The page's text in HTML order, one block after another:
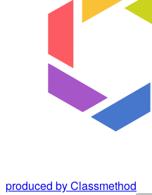
produced by Classmethod